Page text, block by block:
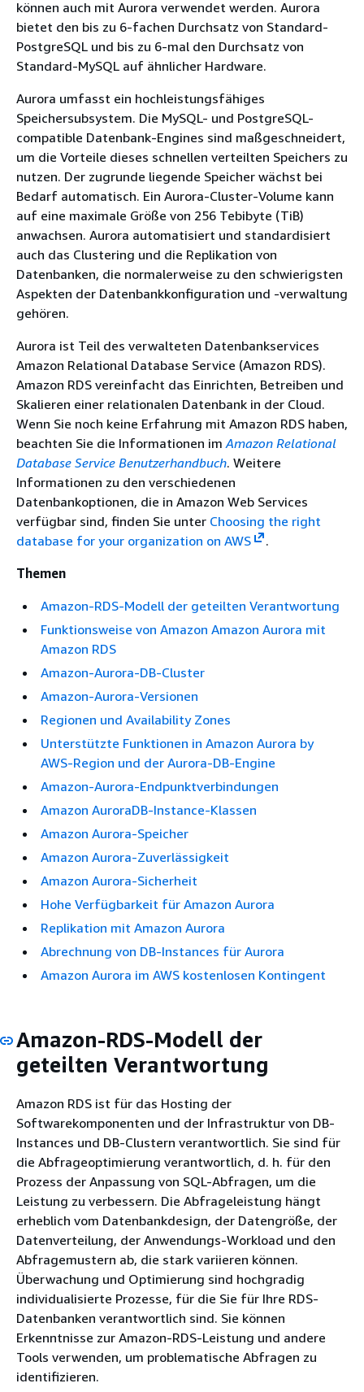
können auch mit Aurora verwendet werden. Aurora
bietet den bis zu 6-fachen Durchsatz von Standard-
PostgreSQL und bis zu 6-mal den Durchsatz von
Standard-MySQL auf ähnlicher Hardware.
Aurora umfasst ein hochleistungsfähiges
Speichersubsystem. Die MySQL- und PostgreSQL-
compatible Datenbank-Engines sind maßgeschneidert,
um die Vorteile dieses schnellen verteilten Speichers zu
nutzen. Der zugrunde liegende Speicher wächst bei
Bedarf automatisch. Ein Aurora-Cluster-Volume kann
auf eine maximale Größe von 256 Tebibyte (TiB)
anwachsen. Aurora automatisiert und standardisiert
auch das Clustering und die Replikation von
Datenbanken, die normalerweise zu den schwierigsten
Aspekten der Datenbankkonfiguration und -verwaltung
gehören.
Aurora ist Teil des verwalteten Datenbankservices
Amazon Relational Database Service (Amazon RDS).
Amazon RDS vereinfacht das Einrichten, Betreiben und
Skalieren einer relationalen Datenbank in der Cloud.
Wenn Sie noch keine Erfahrung mit Amazon RDS haben,
beachten Sie die Informationen imAmazon Relational
Database Service Benutzerhandbuch. Weitere
Informationen zu den verschiedenen
Datenbankoptionen, die in Amazon Web Services
verfügbar sind, finden Sie unter Choosing the right
database for your organization on AWS
.
Themen
Amazon-RDS-Modell der geteilten Verantwortung
Funktionsweise von Amazon Amazon Aurora mit
Amazon RDS
Amazon-Aurora-DB-Cluster
Amazon-Aurora-Versionen
Regionen und Availability Zones
Unterstützte Funktionen in Amazon Aurora by
AWS-Region und der Aurora-DB-Engine
Amazon-Aurora-Endpunktverbindungen
Amazon AuroraDB-Instance-Klassen
Amazon Aurora-Speicher
Amazon Aurora-Zuverlässigkeit
Amazon Aurora-Sicherheit
Hohe Verfügbarkeit für Amazon Aurora
Replikation mit Amazon Aurora
Abrechnung von DB-Instances für Aurora
Amazon Aurora im AWS kostenlosen Kontingent
Amazon-RDS-Modell der
geteilten Verantwortung
Amazon RDS ist für das Hosting der
Softwarekomponenten und der Infrastruktur von DB-
Instances und DB-Clustern verantwortlich. Sie sind für
die Abfrageoptimierung verantwortlich, d. h. für den
Prozess der Anpassung von SQL-Abfragen, um die
Leistung zu verbessern. Die Abfrageleistung hängt
erheblich vom Datenbankdesign, der Datengröße, der
Datenverteilung, der Anwendungs-Workload und den
Abfragemustern ab, die stark variieren können.
Überwachung und Optimierung sind hochgradig
individualisierte Prozesse, für die Sie für Ihre RDS-
Datenbanken verantwortlich sind. Sie können
Erkenntnisse zur Amazon-RDS-Leistung und andere
Tools verwenden, um problematische Abfragen zu
identifizieren.